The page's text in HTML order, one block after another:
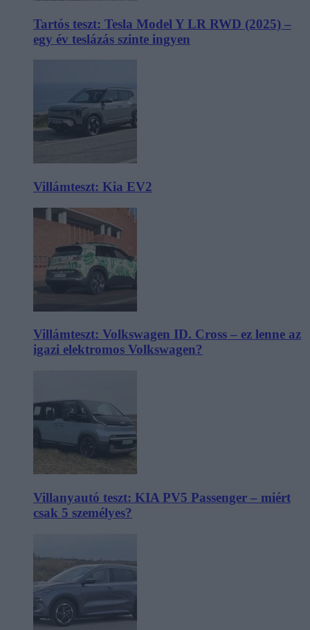
Tartós teszt: Tesla Model Y LR RWD (2025) –
egy év teslázás szinte ingyen
Villámteszt: Kia EV2
Villámteszt: Volkswagen ID. Cross – ez lenne az
igazi elektromos Volkswagen?
Villanyautó teszt: KIA PV5 Passenger – miért
csak 5 személyes?